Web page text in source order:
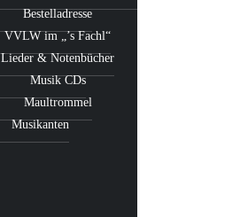
Bestelladresse
VVLW im „’s Fachl“
Lieder & Notenbücher
Musik CDs
Maultrommel
Musikanten